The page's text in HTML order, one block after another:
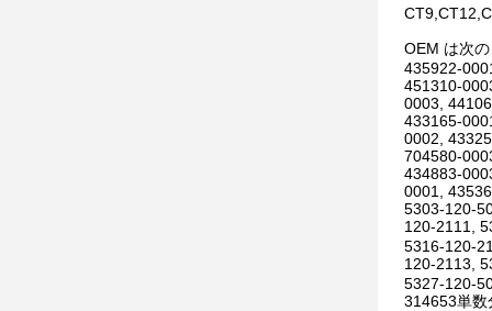
OEM は次
435922-
451310-
0003,
433165-
0002,
704580-
434883-
0001,
5303-120-
120-2111,
5316-120-
120-2113,
5327-120-
314653単数